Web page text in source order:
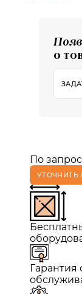
о
По
УТОЧНИТЬ
Гарантия